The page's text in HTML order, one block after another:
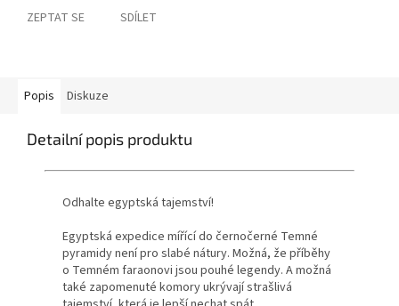
ZEPTAT SE SDÍLET
Popis Diskuze
Detailní popis produktu
Odhalte egyptská tajemství!
Egyptská expedice mířící do černočerné Temné
pyramidy není pro slabé nátury. Možná, že příběhy
o Temném faraonovi jsou pouhé legendy. A možná
také zapomenuté komory ukrývají strašlivá